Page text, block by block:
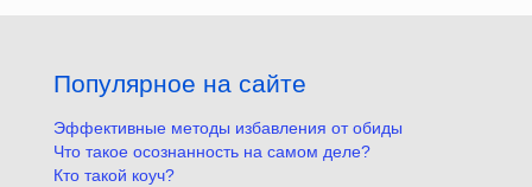
Популярное на сайте
Эффективные методы избавления от обиды
Что такое осознанность на самом деле?
Кто такой коуч?